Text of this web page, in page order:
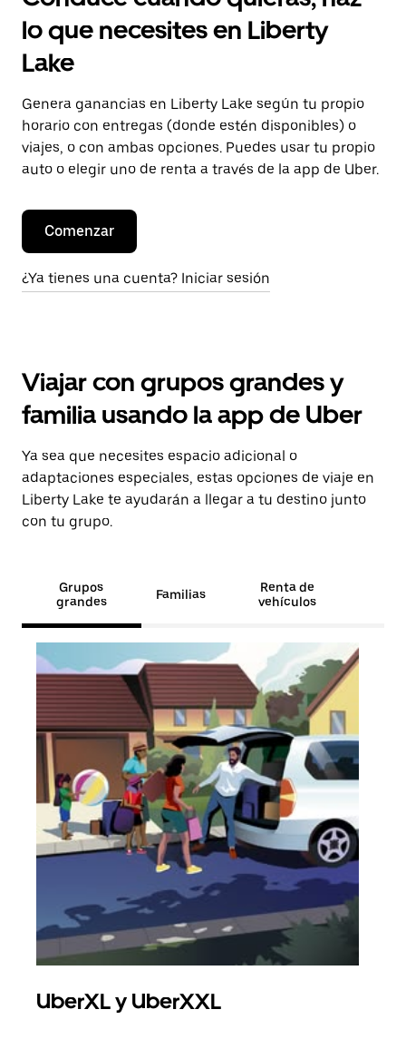
lo que necesites en Liberty
Lake
Genera ganancias en Liberty Lake según tu propio
horario con entregas (donde estén disponibles) o
viajes, o con ambas opciones. Puedes usar tu propio
auto o elegir uno de renta a través de la app de Uber.
Comenzar
¿Ya tienes una cuenta? Iniciar sesión
Viajar con grupos grandes y
familia usando la app de Uber
Ya sea que necesites espacio adicional o
adaptaciones especiales, estas opciones de viaje en
Liberty Lake te ayudarán a llegar a tu destino junto
con tu grupo.
Grupos
grandes
Familias
Renta de
vehículos
UberXL y UberXXL